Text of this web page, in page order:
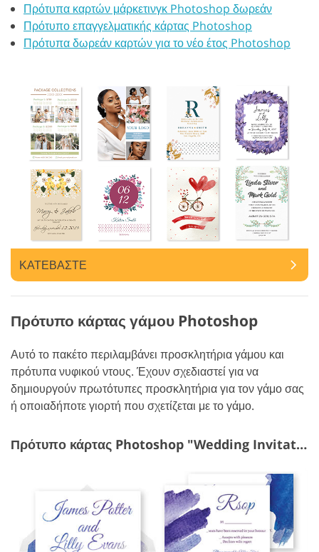
Πρότυπα καρτών μάρκετινγκ Photoshop δωρεάν
Πρότυπο επαγγελματικής κάρτας Photoshop
Πρότυπα δωρεάν καρτών για το νέο έτος Photoshop
ΚΑΤΕΒΑΣΤΕ
Πρότυπο κάρτας γάμου Photoshop
Αυτό το πακέτο περιλαμβάνει προσκλητήρια γάμου και
πρότυπα νυφικού ντους. Έχουν σχεδιαστεί για να
δημιουργούν πρωτότυπες προσκλητήρια για τον γάμο σας
ή οποιαδήποτε γιορτή που σχετίζεται με το γάμο.
Πρότυπο κάρτας Photoshop "Wedding Invitation"